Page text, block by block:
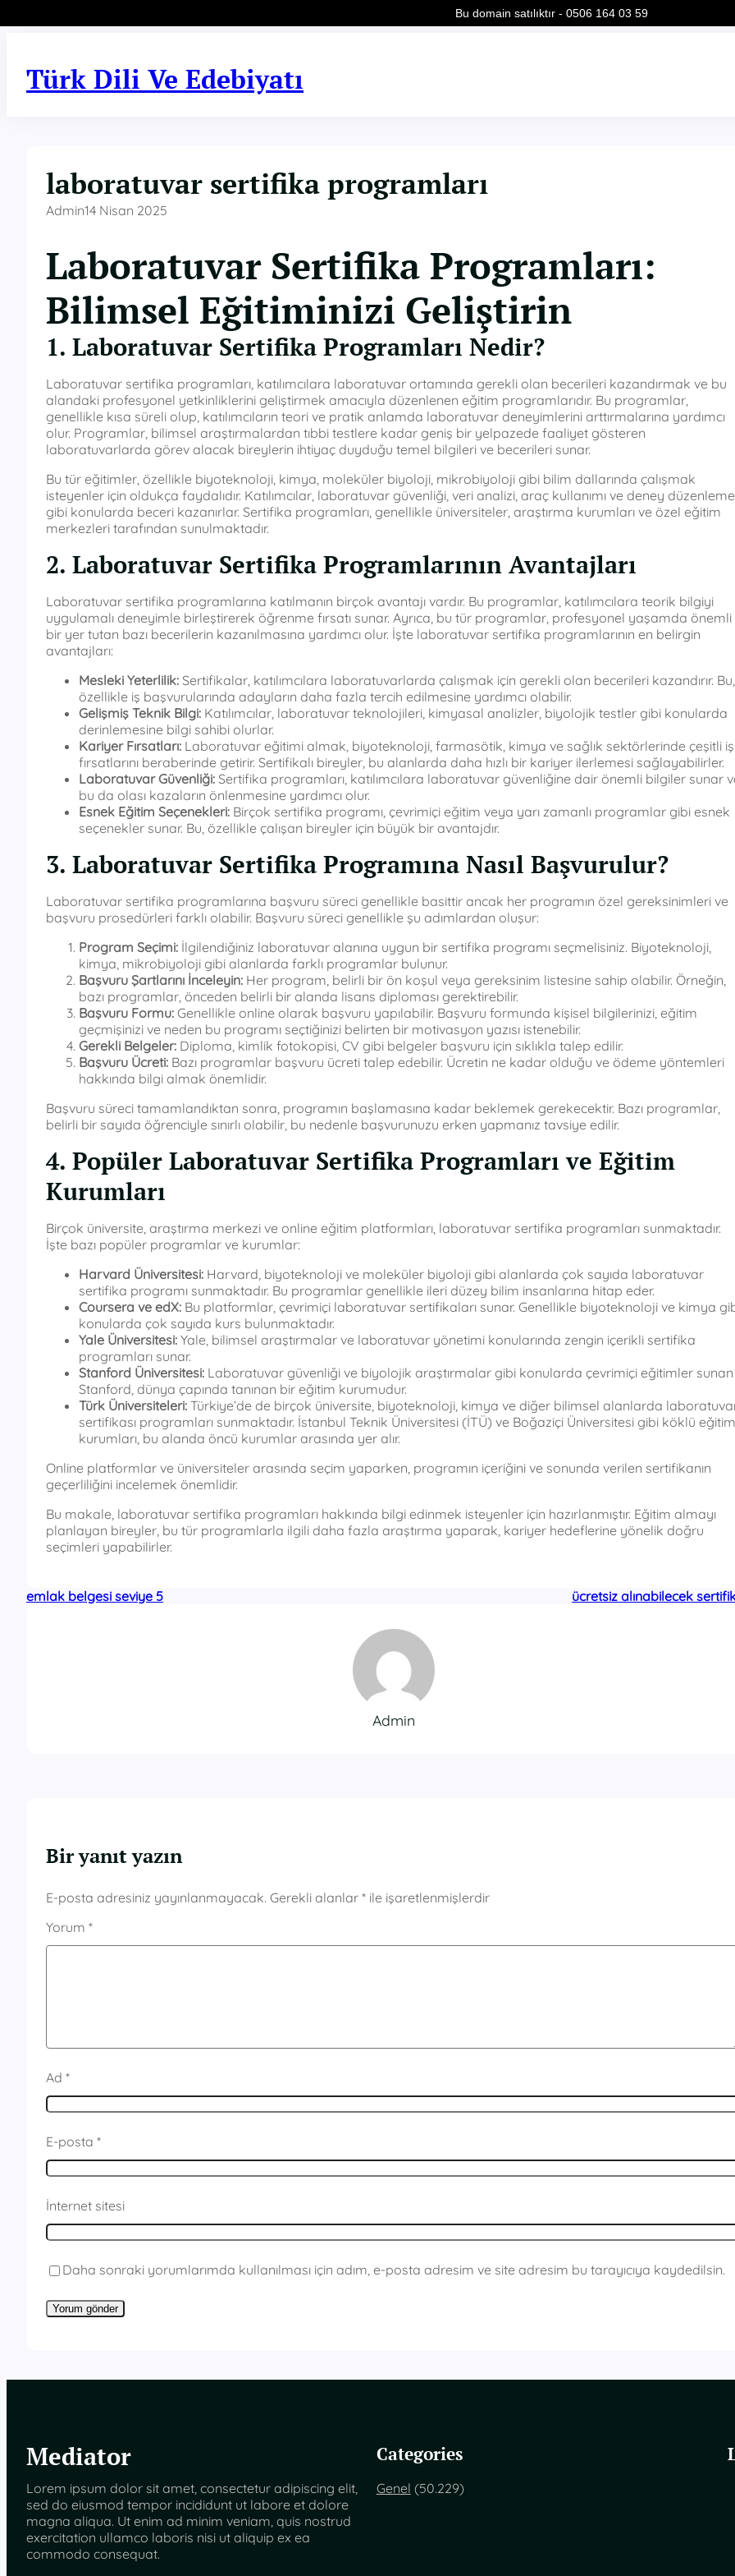
Türk Dili Ve Edebiyatı
laboratuvar sertifika programları
Admin14 Nisan 2025
Laboratuvar Sertifika Programları:
Bilimsel Eğitiminizi Geliştirin
1. Laboratuvar Sertifika Programları Nedir?
Laboratuvar sertifika programları, katılımcılara laboratuvar ortamında gerekli olan becerileri kazandırmak ve bu
alandaki profesyonel yetkinliklerini geliştirmek amacıyla düzenlenen eğitim programlarıdır. Bu programlar,
genellikle kısa süreli olup, katılımcıların teori ve pratik anlamda laboratuvar deneyimlerini arttırmalarına yardımcı
olur. Programlar, bilimsel araştırmalardan tıbbi testlere kadar geniş bir yelpazede faaliyet gösteren
laboratuvarlarda görev alacak bireylerin ihtiyaç duyduğu temel bilgileri ve becerileri sunar.
Bu tür eğitimler, özellikle biyoteknoloji, kimya, moleküler biyoloji, mikrobiyoloji gibi bilim dallarında çalışmak
isteyenler için oldukça faydalıdır. Katılımcılar, laboratuvar güvenliği, veri analizi, araç kullanımı ve deney düzenleme
gibi konularda beceri kazanırlar. Sertifika programları, genellikle üniversiteler, araştırma kurumları ve özel eğitim
merkezleri tarafından sunulmaktadır.
2. Laboratuvar Sertifika Programlarının Avantajları
Laboratuvar sertifika programlarına katılmanın birçok avantajı vardır. Bu programlar, katılımcılara teorik bilgiyi
uygulamalı deneyimle birleştirerek öğrenme fırsatı sunar. Ayrıca, bu tür programlar, profesyonel yaşamda önemli
bir yer tutan bazı becerilerin kazanılmasına yardımcı olur. İşte laboratuvar sertifika programlarının en belirgin
avantajları:
Mesleki Yeterlilik: Sertifikalar, katılımcılara laboratuvarlarda çalışmak için gerekli olan becerileri kazandırır. Bu,
özellikle iş başvurularında adayların daha fazla tercih edilmesine yardımcı olabilir.
Gelişmiş Teknik Bilgi: Katılımcılar, laboratuvar teknolojileri, kimyasal analizler, biyolojik testler gibi konularda
derinlemesine bilgi sahibi olurlar.
Kariyer Fırsatları: Laboratuvar eğitimi almak, biyoteknoloji, farmasötik, kimya ve sağlık sektörlerinde çeşitli iş
fırsatlarını beraberinde getirir. Sertifikalı bireyler, bu alanlarda daha hızlı bir kariyer ilerlemesi sağlayabilirler.
Laboratuvar Güvenliği: Sertifika programları, katılımcılara laboratuvar güvenliğine dair önemli bilgiler sunar
bu da olası kazaların önlenmesine yardımcı olur.
Esnek Eğitim Seçenekleri: Birçok sertifika programı, çevrimiçi eğitim veya yarı zamanlı programlar gibi esnek
seçenekler sunar. Bu, özellikle çalışan bireyler için büyük bir avantajdır.
3. Laboratuvar Sertifika Programına Nasıl Başvurulur?
Laboratuvar sertifika programlarına başvuru süreci genellikle basittir ancak her programın özel gereksinimleri ve
başvuru prosedürleri farklı olabilir. Başvuru süreci genellikle şu adımlardan oluşur:
Program Seçimi: İlgilendiğiniz laboratuvar alanına uygun bir sertifika programı seçmelisiniz. Biyoteknoloji,
kimya, mikrobiyoloji gibi alanlarda farklı programlar bulunur.
Başvuru Şartlarını İnceleyin: Her program, belirli bir ön koşul veya gereksinim listesine sahip olabilir. Örneğin,
bazı programlar, önceden belirli bir alanda lisans diploması gerektirebilir.
Başvuru Formu: Genellikle online olarak başvuru yapılabilir. Başvuru formunda kişisel bilgilerinizi, eğitim
geçmişinizi ve neden bu programı seçtiğinizi belirten bir motivasyon yazısı istenebilir.
Gerekli Belgeler: Diploma, kimlik fotokopisi, CV gibi belgeler başvuru için sıklıkla talep edilir.
Başvuru Ücreti: Bazı programlar başvuru ücreti talep edebilir. Ücretin ne kadar olduğu ve ödeme yöntemleri
hakkında bilgi almak önemlidir.
Başvuru süreci tamamlandıktan sonra, programın başlamasına kadar beklemek gerekecektir. Bazı programlar,
belirli bir sayıda öğrenciyle sınırlı olabilir, bu nedenle başvurunuzu erken yapmanız tavsiye edilir.
4. Popüler Laboratuvar Sertifika Programları ve Eğitim
Kurumları
Birçok üniversite, araştırma merkezi ve online eğitim platformları, laboratuvar sertifika programları sunmaktadır.
İşte bazı popüler programlar ve kurumlar:
Harvard Üniversitesi: Harvard, biyoteknoloji ve moleküler biyoloji gibi alanlarda çok sayıda laboratuvar
sertifika programı sunmaktadır. Bu programlar genellikle ileri düzey bilim insanlarına hitap eder.
Coursera ve edX: Bu platformlar, çevrimiçi laboratuvar sertifikaları sunar. Genellikle biyoteknoloji ve kimya
konularda çok sayıda kurs bulunmaktadır.
Yale Üniversitesi: Yale, bilimsel araştırmalar ve laboratuvar yönetimi konularında zengin içerikli sertifika
programları sunar.
Stanford Üniversitesi: Laboratuvar güvenliği ve biyolojik araştırmalar gibi konularda çevrimiçi eğitimler sunan
Stanford, dünya çapında tanınan bir eğitim kurumudur.
Türk Üniversiteleri: Türkiye’de de birçok üniversite, biyoteknoloji, kimya ve diğer bilimsel alanlarda
sertifikası programları sunmaktadır. İstanbul Teknik Üniversitesi (İTÜ) ve Boğaziçi Üniversitesi gibi köklü eğitim
kurumları, bu alanda öncü kurumlar arasında yer alır.
Online platformlar ve üniversiteler arasında seçim yaparken, programın içeriğini ve sonunda verilen sertifikanın
geçerliliğini incelemek önemlidir.
Bu makale, laboratuvar sertifika programları hakkında bilgi edinmek isteyenler için hazırlanmıştır. Eğitim almayı
planlayan bireyler, bu tür programlarla ilgili daha fazla araştırma yaparak, kariyer hedeflerine yönelik doğru
seçimleri yapabilirler.
emlak belgesi seviye 5 ücretsiz alınabilecek
Admin
Bir yanıt yazın
E-posta adresiniz yayınlanmayacak. Gerekli alanlar * ile işaretlenmişlerdir
Yorum *
Ad *
E-posta *
İnternet sitesi
Daha sonraki yorumlarımda kullanılması için adım, e-posta adresim ve site adresim bu tarayıcıya kaydedilsin.
Mediator
Lorem ipsum dolor sit amet, consectetur adipiscing elit,
sed do eiusmod tempor incididunt ut labore et dolore
magna aliqua. Ut enim ad minim veniam, quis nostrud
exercitation ullamco laboris nisi ut aliquip ex ea
commodo consequat.
Categories
Genel (50.229)
Bu domain satılıktır - 0506 164 03 59